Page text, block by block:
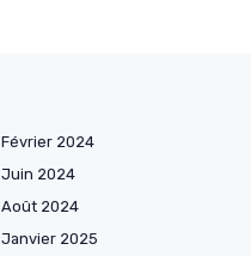
Février 2024
Juin 2024
Août 2024
Janvier 2025